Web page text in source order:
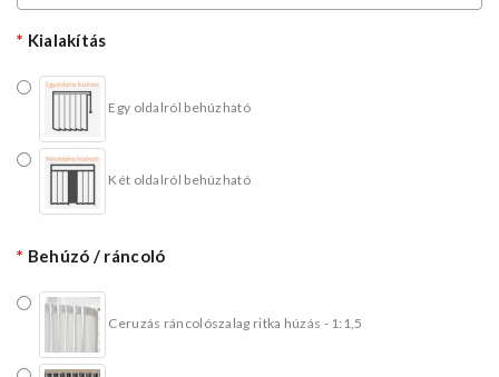
Kialakítás
Egy oldalról behúzható
Két oldalról behúzható
Behúzó / ráncoló
Ceruzás ráncolószalag ritka húzás - 1:1,5